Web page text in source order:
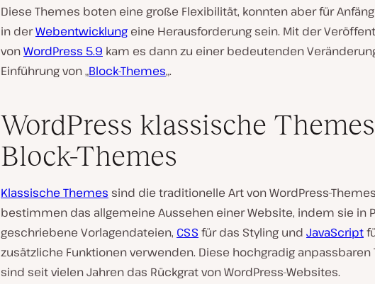
Diese Themes boten eine große Flexibilität, konnten aber für
in derWebentwicklung eine Herausforderung sein. Mit der
vonWordPress 5.9 kam es dann zu einer bedeutenden
Einführung von „Block-Themes„.
WordPress klassische
Block-Themes
Klassische Themes sind die traditionelle Art von WordPress-
bestimmen das allgemeine Aussehen einer Website, indem sie in
geschriebene Vorlagendateien, CSS für das Styling und JavaScript
zusätzliche Funktionen verwenden. Diese hochgradig anpassbaren
sind seit vielen Jahren das Rückgrat von WordPress-Websites.